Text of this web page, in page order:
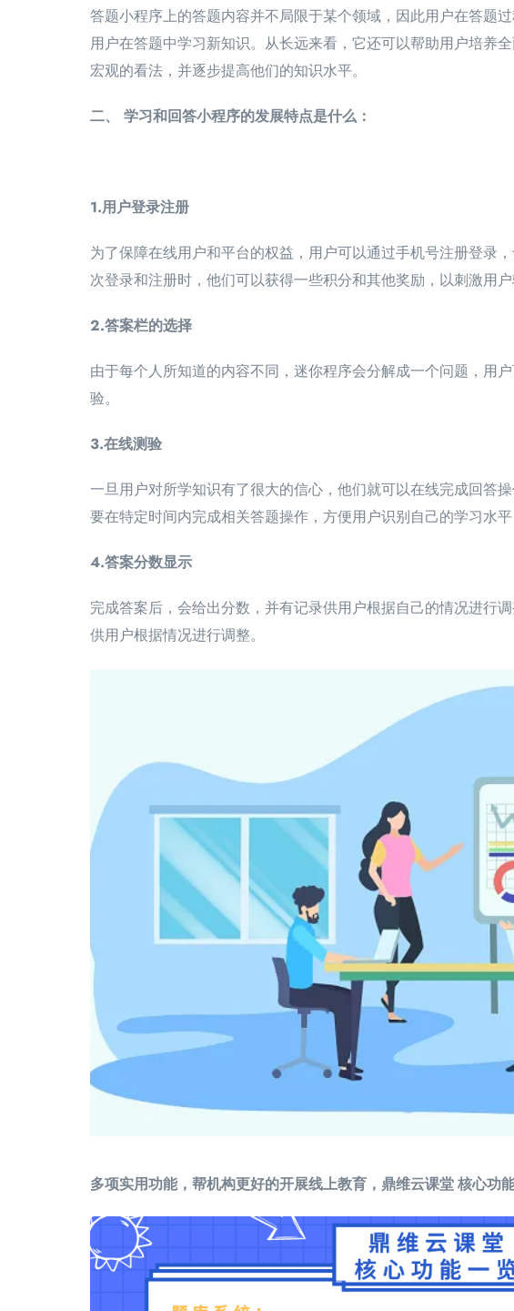
答题小程序上的答题内容并不局限于某个领域，因此用户在答题
用户在答题中学习新知识。从长远来看，它还可以帮助用户培养
宏观的看法，并逐步提高他们的知识水平。
二、 学习和回答小程序的发展特点是什么：
1.用户登录注册
为了保障在线用户和平台的权益，用户可以通过手机号注册登录
次登录和注册时，他们可以获得一些积分和其他奖励，以刺激用
2.答案栏的选择
由于每个人所知道的内容不同，迷你程序会分解成一个问题，用
验。
3.在线测验
一旦用户对所学知识有了很大的信心，他们就可以在线完成回答
要在特定时间内完成相关答题操作，方便用户识别自己的学习水平
4.答案分数显示
完成答案后，会给出分数，并有记录供用户根据自己的情况进行
供用户根据情况进行调整。
多项实用功能，帮机构更好的开展线上教育，鼎维云课堂 核心功